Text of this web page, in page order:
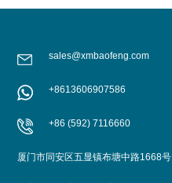
sales@xmbaofeng.com
+8613606907586
+86 (592) 7116660
厦门市同安区五显镇布塘中路1668号